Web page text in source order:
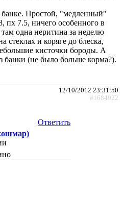
Простой, "медленный"
пх 7.5, ничего особенного в
одна неритина за неделю
стеклах и коряге до блеска,
кисточки бороды. А
банки (не было больше корма?).
12/10/2012 23:31:50
#1684922
Ответить